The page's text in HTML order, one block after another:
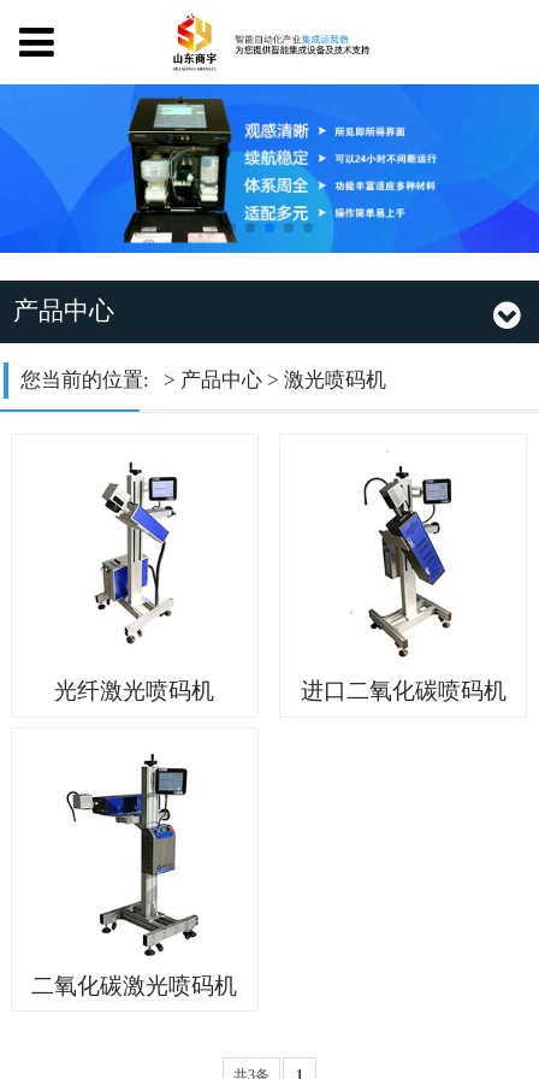
产品中心
您当前的位置: > 产品中心 > 激光喷码机
光纤激光喷码机 进口二氧化碳喷码机
二氧化碳激光喷码机